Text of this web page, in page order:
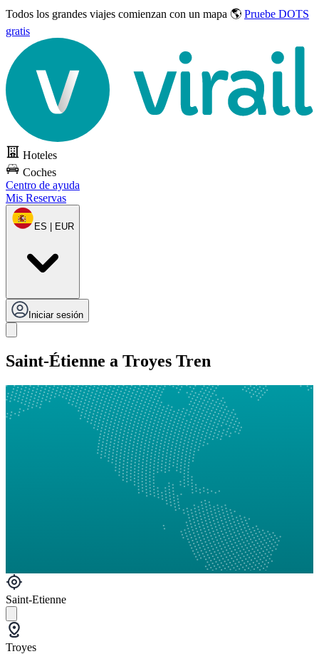
Todos los grandes viajes comienzan con un mapa 🌎 Pruebe DOTS
gratis
Hoteles
Coches
Centro de ayuda
Mis Reservas
ES | EUR
Iniciar sesión
Saint-Étienne a Troyes Tren
Saint-Etienne
Troyes